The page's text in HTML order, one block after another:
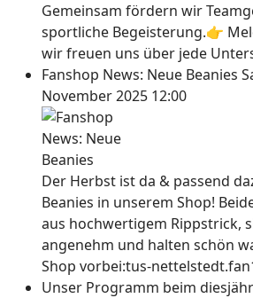
Gemeinsam fördern wir
sportliche Begeisterung.👉
wir freuen uns über jede
Fanshop News: Neue Beanies
November 2025 12:00
Der Herbst ist da & passend
Beanies in unserem Shop!
aus hochwertigem Rippstrick,
angenehm und halten schön
Shop vorbei:tus-
Unser Programm beim